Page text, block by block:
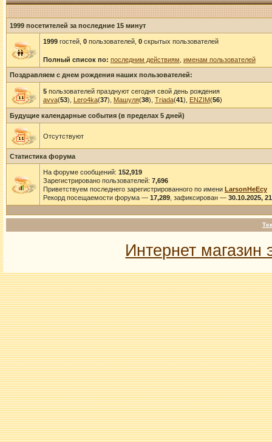
1999 посетителей за последние 15 минут
1999гостей, 0пользователей, 0скрытых пользователей
Полный список по: последним действиям именам пользователей
Поздравляем с днем рождения наших пользователей:
5пользователей празднуют сегодня свой день рождения
avva(53), Lero4ka(37), Машуля(38), Triada(41), ENZIM(56)
Будущие календарные события (в пределах 5 дней)
Отсутствуют
Статистика форума
На форуме сообщений: 152,919
Зарегистрировано пользователей: 7,696
Приветствуем последнего зарегистрированного по имени LarsonHeEcy
Рекорд посещаемости форума — 17,289, зафиксирован — 30.10.2025,
Интернет